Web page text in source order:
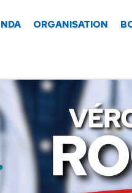
NDA ORGANISATION